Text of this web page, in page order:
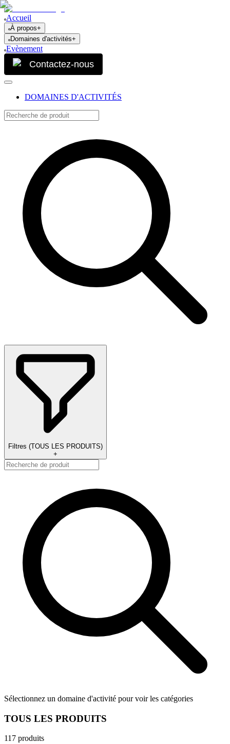
Accueil
À propos+
Domaines d'activités+
Evènement
Contactez-nous
DOMAINES D'ACTIVITÉS
Filtres (TOUS LES PRODUITS)
+
Sélectionnez un domaine d'activité pour voir les catégories
TOUS LES PRODUITS
117 produits